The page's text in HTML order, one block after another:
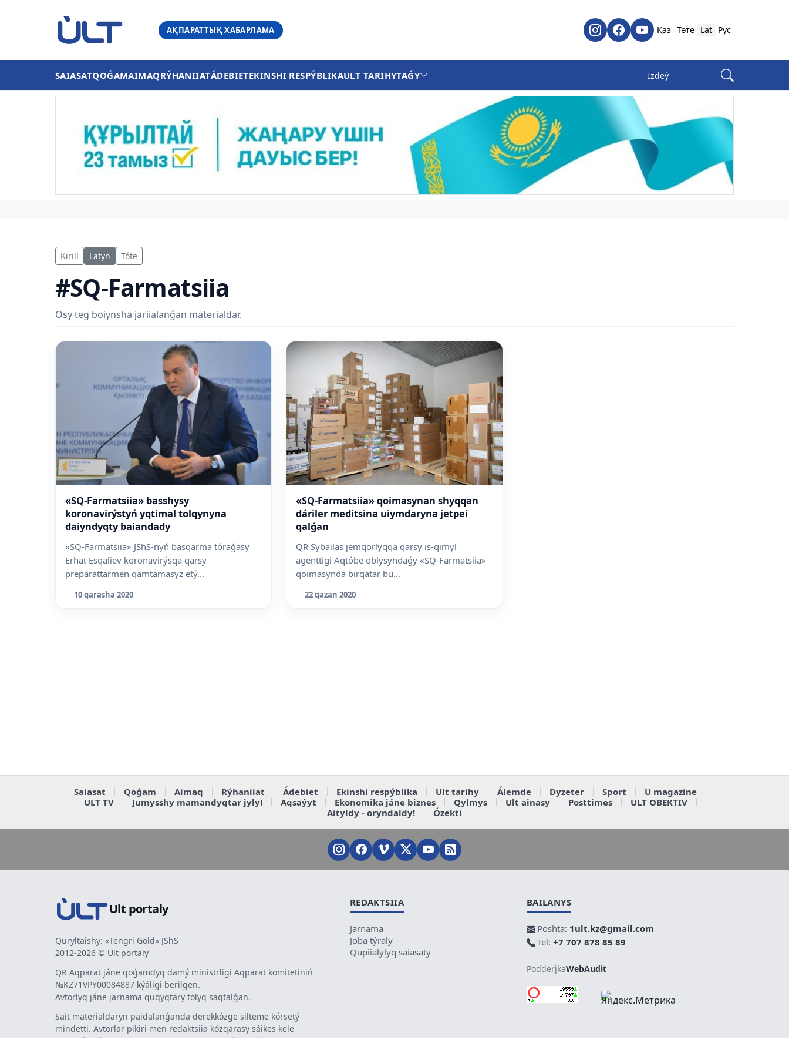
АҚПАРАТТЫҚ ХАБАРЛАМА Қаз Төте Lat Рус
SAIASATQOǴAMAIMAQRÝHANIIATÁDEBIETEKINSHI RESPÝBLIKAULT TARIHYTAǴY
Kirill Latyn Tóte
#SQ-Farmatsiia
Osy teg boiynsha jariialanǵan materialdar.
«SQ-Farmatsiia» basshysy
koronavirýstyń yqtimal tolqynyna
daiyndyqty baiandady
«SQ-Farmatsiia» JShS-nyń basqarma tóraǵasy
Erhat Esqaliev koronavirýsqa qarsy
preparattarmen qamtamasyz etý...
10 qarasha 2020
«SQ-Farmatsiia» qoimasynan shyqqan
dáriler meditsina uiymdaryna jetpei
qalǵan
QR Sybailas jemqorlyqqa qarsy is-qimyl
agenttigi Aqtóbe oblysyndaǵy «SQ-Farmatsiia»
qoimasynda birqatar bu...
22 qazan 2020
Saiasat Qoǵam Aimaq Rýhaniiat Ádebiet Ekinshi respýblika Ult tarihy Álemde Dyzeter Sport
U magazine
ULT TV
Jumysshy mamandyqtar jyly! Aqsaýyt Ekonomika jáne biznes Qylmys Ult ainasy Posttimes
ULT OBEKTIV
Aityldy - oryndaldy!
Ózekti
Ult portaly
Quryltaishy: «Tengri Gold» JShS
2012-2026 © Ult portaly
QR Aqparat jáne qoǵamdyq damý ministrligi Aqparat komitetiniń
№KZ71VPY00084887 kýáligi berilgen.
Avtorlyq jáne jarnama quqyqtary tolyq saqtalǵan.
Sait materialdaryn paidalanǵanda derekkózge silteme kórsetý
mindetti. Avtorlar pikiri men redaktsiia kózqarasy sáikes kele
bermeýi múmkin. Jarnama men habarlandyrýlardyń mazmunyna
REDAKTSIIA
Jarnama
Joba týraly
Qupiialylyq saiasaty
BAILANYS
Poshta: 1ult.kz@gmail.com
Tel: +7 707 878 85 89
PodderjkaWebAudit